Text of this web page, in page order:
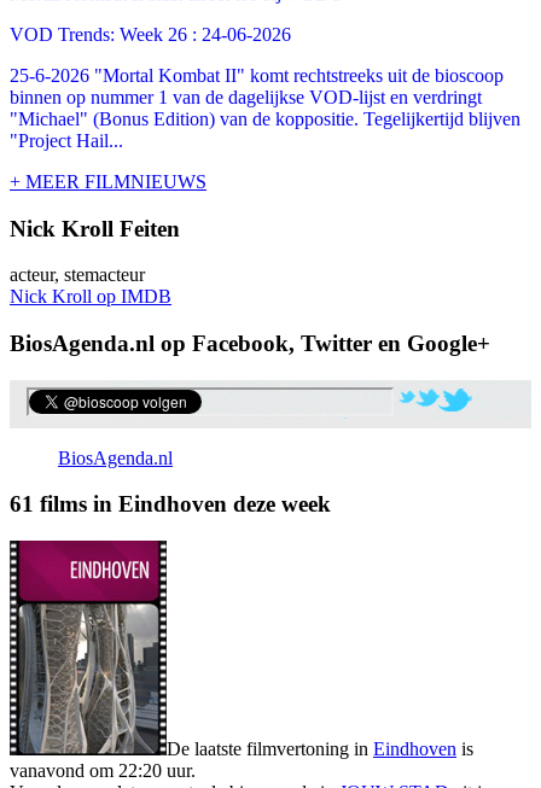
VOD Trends: Week 26 : 24-06-2026
25-6-2026 "Mortal Kombat II" komt rechtstreeks uit de bioscoop
binnen op nummer 1 van de dagelijkse VOD-lijst en verdringt
"Michael" (Bonus Edition) van de koppositie. Tegelijkertijd blijven
"Project Hail...
+ MEER FILMNIEUWS
Nick Kroll Feiten
acteur, stemacteur
Nick Kroll op IMDB
BiosAgenda.nl op Facebook, Twitter en Google+
BiosAgenda.nl
61 films in Eindhoven deze week
De laatste filmvertoning in Eindhoven is
vanavond om 22:20 uur.